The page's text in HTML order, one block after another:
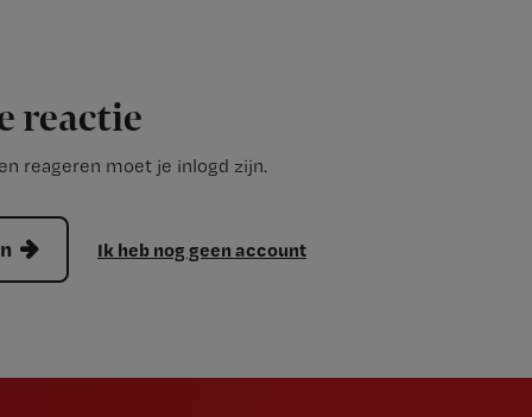
reactie
reageren moet je inlogd zijn.
Ik heb nog geen account